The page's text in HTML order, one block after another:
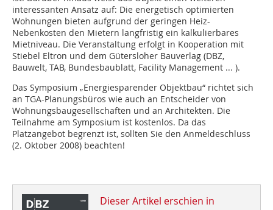
interessanten Ansatz auf: Die energetisch optimierten
Wohnungen bieten aufgrund der geringen Heiz-
Nebenkosten den Mietern langfristig ein kalkulierbares
Mietniveau. Die Veranstaltung erfolgt in Kooperation mit
Stiebel Eltron und dem Gütersloher Bauverlag (DBZ,
Bauwelt, TAB, Bundesbaublatt, Facility Management ... ).
Das Symposium „Energiesparender Objektbau“ richtet sich
an TGA-Planungsbüros wie auch an Entscheider von
Wohnungsbaugesellschaften und an Architekten. Die
Teilnahme am Symposium ist kostenlos. Da das
Platzangebot begrenzt ist, sollten Sie den Anmeldeschluss
(2. Oktober 2008) beachten!
Dieser Artikel erschien in